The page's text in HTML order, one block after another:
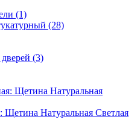
(1)
(28)
(3)
Щетина Натуральная Светлая